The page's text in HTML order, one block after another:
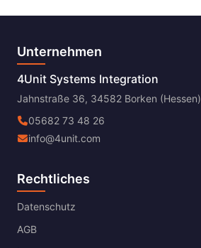
Unternehmen
4Unit Systems Integration
Jahnstraße 36, 34582 Borken (Hessen)
05682 73 48 26
info@4unit.com
Rechtliches
Datenschutz
AGB